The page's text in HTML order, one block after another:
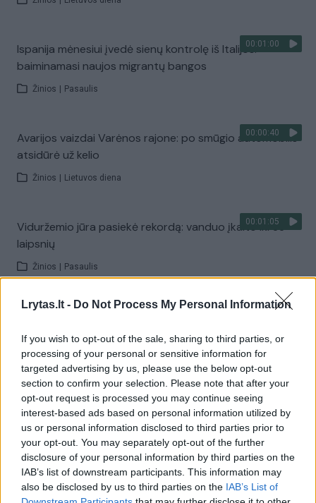
Lrytas.lt - Do Not Process My Personal Information
If you wish to opt-out of the sale, sharing to third parties, or
processing of your personal or sensitive information for
targeted advertising by us, please use the below opt-out
section to confirm your selection. Please note that after your
opt-out request is processed you may continue seeing
interest-based ads based on personal information utilized by
us or personal information disclosed to third parties prior to
your opt-out. You may separately opt-out of the further
disclosure of your personal information by third parties on the
IAB’s list of downstream participants. This information may
also be disclosed by us to third parties on the IAB’s List of
00:01:00
Ispanija mėnesiui įvedė sienų kontrolę iš Italijos:
baiminamasi naujos migrantų bangos
Žinios Pasaulis
00:00:40
Avarijos vaizdai Varėnos rajone: po smūgio automobilis
atsidūrė už kelio
Žinios Lietuvos diena
00:01:05
Viduržemio jūra pasiekė rekordą: vanduo įkaito iki 33
laipsnių
Žinios Pasaulis
Visi įrašai
Žiūrimiausi įrašai
00:00:30
Vaizdai iš tragiškos avarijos Vilniaus r.: dviejų moterų ir
vaiko gyvybių išgelbėti nepavyko
Žinios Lietuvos diena